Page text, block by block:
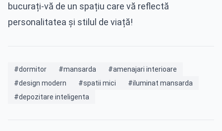
bucurați-vă de un spațiu care vă reflectă
personalitatea și stilul de viață!
#dormitor #mansarda
#amenajari interioare
#design modern
#spatii mici
#iluminat mansarda
#depozitare inteligenta